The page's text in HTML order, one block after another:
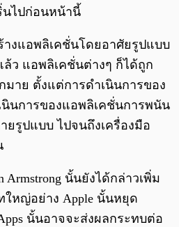
นไปก่อนหน้านี้
างแอพลิเคชั่นโดยอาศัยรูปแบบ
ล้ว แอพลิเคชั่นต่างๆ ก็ได้ถูก
มาย ตั้งแต่การดำเนินการของ
นินการของแอพลิเคชั่นการพนัน
ยรูปแบบ ไปจนถึงเครื่องมือ
นั้นยังได้กล่าวเพิ่ม
ใหญ่อย่าง Apple นั้นหยุด
นั้นอาจจะส่งผลกระทบต่อ